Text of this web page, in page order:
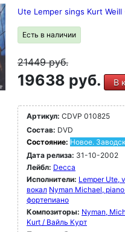
Ute Lemper sings Kurt Weill
Есть в наличии
21449руб.
19638 руб. В
Артикул: CDVP 010825
Состав: DVD
Состояние: Новое.
Дата релиза: 31-10-2002
Лейбл: Decca
Исполнители: Lemper Ute,
вокал Nyman Michael,
фортепиано
Композиторы: Nyman,
Kurt / Вайль Курт